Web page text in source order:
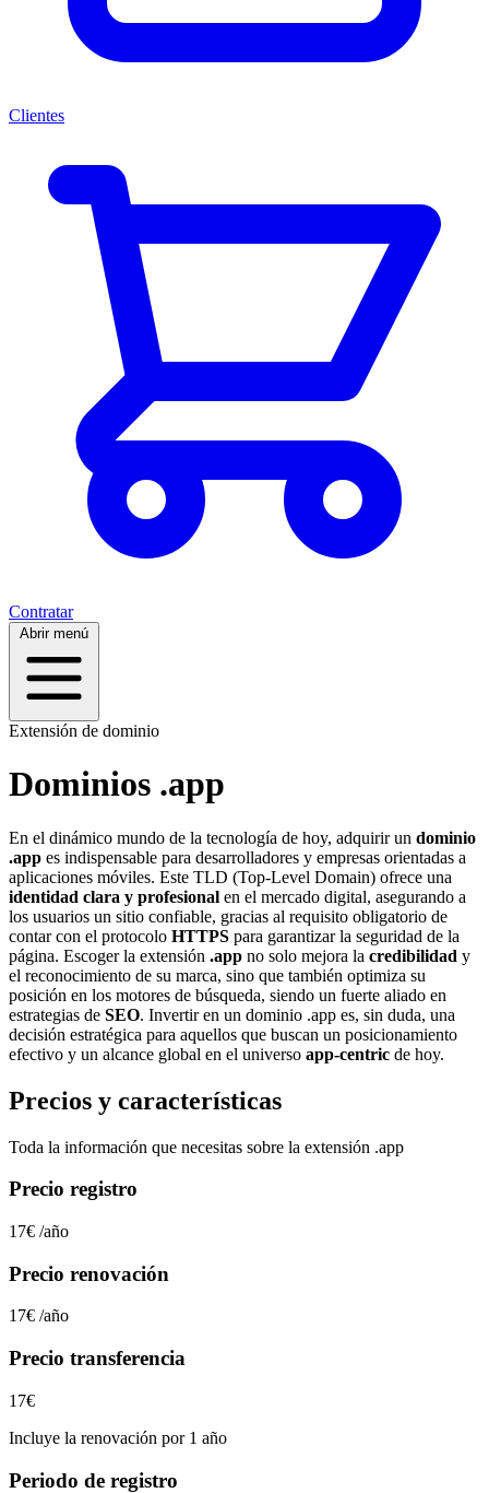
Clientes
Contratar
Abrir menú
Extensión de dominio
Dominios .app
En el dinámico mundo de la tecnología de hoy, adquirir un dominio
.app es indispensable para desarrolladores y empresas orientadas a
aplicaciones móviles. Este TLD (Top-Level Domain) ofrece una
identidad clara y profesional en el mercado digital, asegurando a
los usuarios un sitio confiable, gracias al requisito obligatorio de
contar con el protocolo HTTPS para garantizar la seguridad de la
página. Escoger la extensión .app no solo mejora la credibilidad y
el reconocimiento de su marca, sino que también optimiza su
posición en los motores de búsqueda, siendo un fuerte aliado en
estrategias de SEO. Invertir en un dominio .app es, sin duda, una
decisión estratégica para aquellos que buscan un posicionamiento
efectivo y un alcance global en el universo app-centric de hoy.
Precios y características
Toda la información que necesitas sobre la extensión .app
Precio registro
17€ /año
Precio renovación
17€ /año
Precio transferencia
17€
Incluye la renovación por 1 año
Periodo de registro